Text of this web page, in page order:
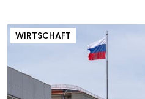
WIRTSCHAFT